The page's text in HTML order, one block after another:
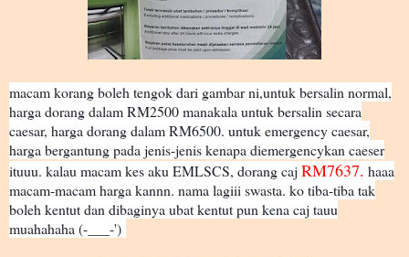
macam korang boleh tengok dari gambar ni,untuk bersalin normal,
harga dorang dalam RM2500 manakala untuk bersalin secara
caesar, harga dorang dalam RM6500. untuk emergency caesar,
harga bergantung pada jenis-jenis kenapa diemergencykan caeser
ituuu. kalau macam kes aku EMLSCS, dorang caj RM7637. haaa
macam-macam harga kannn. nama lagiii swasta. ko tiba-tiba tak
boleh kentut dan dibaginya ubat kentut pun kena caj tauu
muahahaha (-___-')